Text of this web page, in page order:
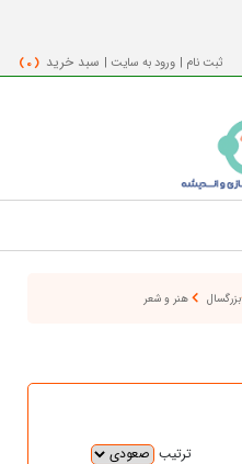
ثبت نام | ورود به سایت | سبد خرید ( 0 )
بزرگسال هنر و شعر
ترتیب